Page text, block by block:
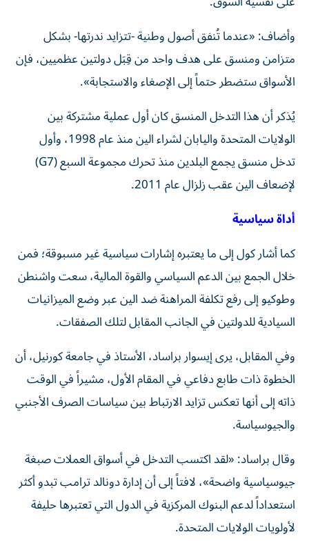
وأضاف: «عندما تُنفق أصول وطنية -تتزايد ندرتها- بشكل
متزامن ومنسق على هدف واحد من قِبَل دولتين عظميين، فإن
الأسواق ستضطر حتماً إلى الإصغاء والاستجابة».
يُذكر أن هذا التدخل المنسق كان أول عملية مشتركة بين
الولايات المتحدة واليابان لشراء الين منذ عام 1998، وأول
تدخل منسق يجمع البلدين منذ تحرك مجموعة السبع (G7)
لإضعاف الين عقب زلزال عام 2011.
أداة سياسية
كما أشار كول إلى ما يعتبره إشارات سياسية غير مسبوقة؛ فمن
خلال الجمع بين الدعم السياسي والقوة المالية، سعت واشنطن
وطوكيو إلى رفع تكلفة المراهنة ضد الين عبر وضع الميزانيات
السيادية للدولتين في الجانب المقابل لتلك الصفقات.
وفي المقابل، يرى إيسوار براساد، الأستاذ في جامعة كورنيل، أن
الخطوة ذات طابع دفاعي في المقام الأول، مشيراً في الوقت
ذاته إلى أنها تعكس تزايد الارتباط بين سياسات الصرف الأجنبي
والجيوسياسة.
وقال براساد: «لقد اكتسب التدخل في أسواق العملات صبغة
جيوسياسية واضحة»، لافتاً إلى أن إدارة دونالد ترامب تبدو أكثر
استعداداً لدعم البنوك المركزية في الدول التي تعتبرها حليفة
لأولويات الولايات المتحدة.